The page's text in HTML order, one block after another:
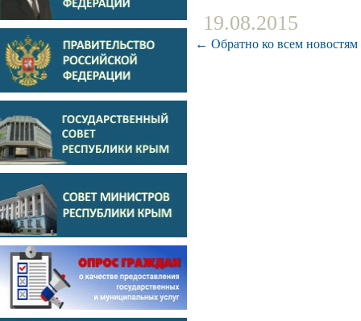
19.08.2015
← Обратно ко всем новостям